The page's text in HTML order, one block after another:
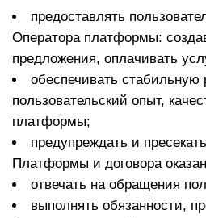
предоставлять
Оператора платформы:
предложения, оплачивать
обеспечивать
пользовательский опыт,
платформы;
предупреждать и
Платформы и договора
отвечать на обращения
выполнять обязанности,